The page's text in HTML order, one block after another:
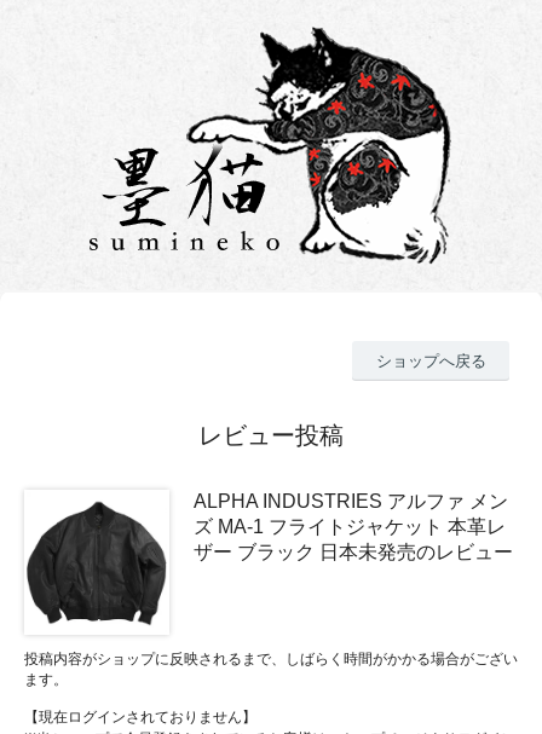
ショップへ戻る
レビュー投稿
ALPHA INDUSTRIES アルファ メン
ズ MA-1 フライトジャケット 本革レ
ザー ブラック 日本未発売のレビュー
投稿内容がショップに反映されるまで、しばらく時間がかかる場合がござい
ます。
【現在ログインされておりません】